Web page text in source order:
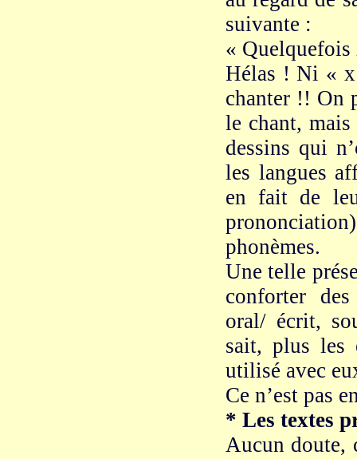
suivante :
« Quelquefois
Hélas ! Ni « x
chanter !! On
le chant,
dessins qui
les langues
en fait de
phonèmes.
Une telle
conforter
oral/ écrit,
sait, plus les
utilisé avec
Ce n’est pas
* Les textes
Aucun doute,